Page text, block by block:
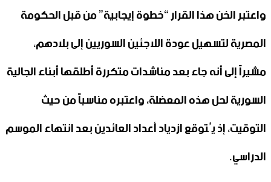
واعتبر الخن هذا القرار “خطوة إيجابية” من قبل الحكومة
المصرية لتسهيل عودة اللاجئين السوريين إلى بلادهم،
مشيراً إلى أنه جاء بعد مناشدات متكررة أطلقها أبناء الجالية
السورية لحل هذه المعضلة، واعتبره مناسباً من حيث
التوقيت، إذ يُتوقع ازدياد أعداد العائدين بعد انتهاء الموسم
الدراسي.